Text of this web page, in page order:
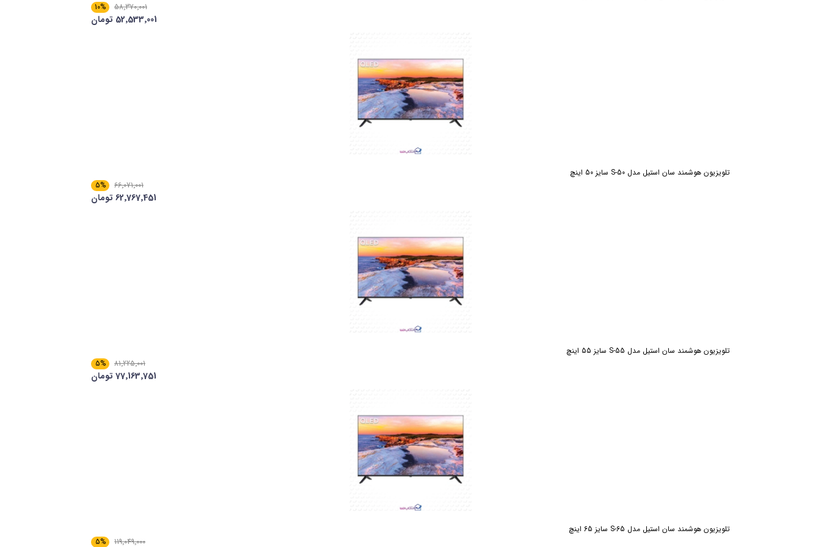
58٬370٬001
10%
52٬533٬001 تومان
تلویزیون هوشمند سان استیل مدل S-50 سایز 50 اینچ
66٬071٬001
5%
62٬767٬451 تومان
تلویزیون هوشمند سان استیل مدل S-55 سایز 55 اینچ
81٬225٬001
5%
77٬163٬751 تومان
تلویزیون هوشمند سان استیل مدل S-65 سایز 65 اینچ
119٬049٬000
5%